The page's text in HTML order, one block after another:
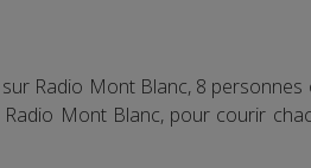
Radio Mont Blanc, 8
Radio Mont Blanc, pour courir